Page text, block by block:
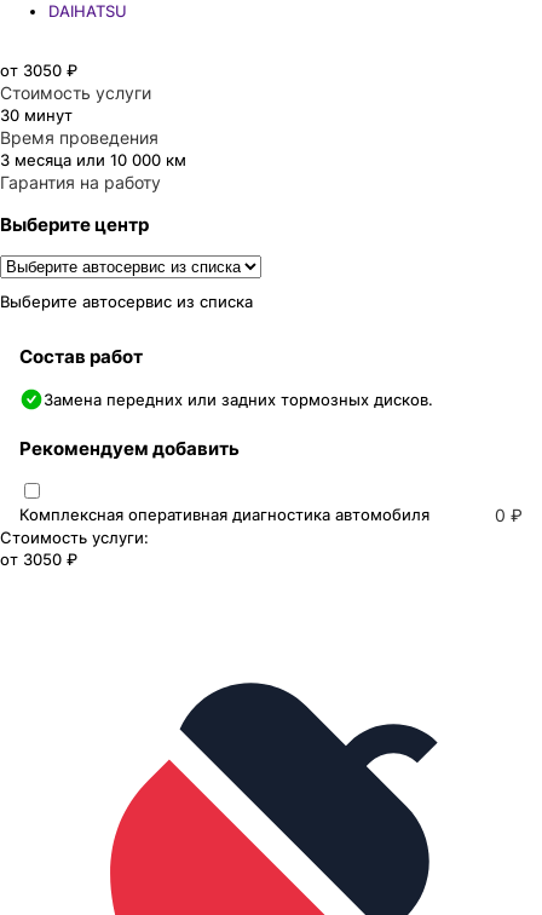
DAIHATSU
от 3050 ₽
Стоимость услуги
30 минут
Время проведения
3 месяца или 10 000 км
Гарантия на работу
Выберите центр
Выберите автосервис из списка
Состав работ
Замена передних или задних тормозных дисков.
Рекомендуем добавить
Комплексная оперативная диагностика автомобиля 0 ₽
Стоимость услуги:
от 3050 ₽